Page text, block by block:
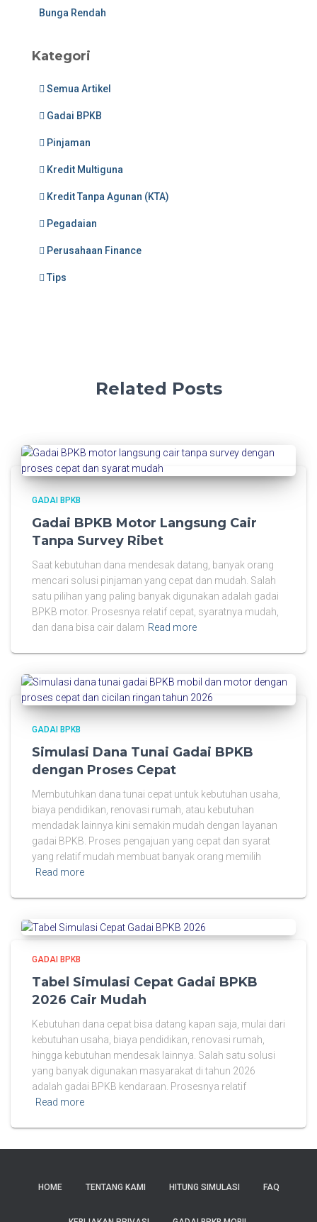
Bunga Rendah
Kategori
Semua Artikel
Gadai BPKB
Pinjaman
Kredit Multiguna
Kredit Tanpa Agunan (KTA)
Pegadaian
Perusahaan Finance
Tips
Related Posts
GADAI BPKB
Gadai BPKB Motor Langsung Cair
Tanpa Survey Ribet
Saat kebutuhan dana mendesak datang, banyak orang
mencari solusi pinjaman yang cepat dan mudah. Salah
satu pilihan yang paling banyak digunakan adalah gadai
BPKB motor. Prosesnya relatif cepat, syaratnya mudah,
dan dana bisa cair dalam Read more
GADAI BPKB
Simulasi Dana Tunai Gadai BPKB
dengan Proses Cepat
Membutuhkan dana tunai cepat untuk kebutuhan usaha,
biaya pendidikan, renovasi rumah, atau kebutuhan
mendadak lainnya kini semakin mudah dengan layanan
gadai BPKB. Proses pengajuan yang cepat dan syarat
yang relatif mudah membuat banyak orang memilih
Read more
GADAI BPKB
Tabel Simulasi Cepat Gadai BPKB
2026 Cair Mudah
Kebutuhan dana cepat bisa datang kapan saja, mulai dari
kebutuhan usaha, biaya pendidikan, renovasi rumah,
hingga kebutuhan mendesak lainnya. Salah satu solusi
yang banyak digunakan masyarakat di tahun 2026
adalah gadai BPKB kendaraan. Prosesnya relatif
Read more
HOME TENTANG KAMI HITUNG SIMULASI FAQ